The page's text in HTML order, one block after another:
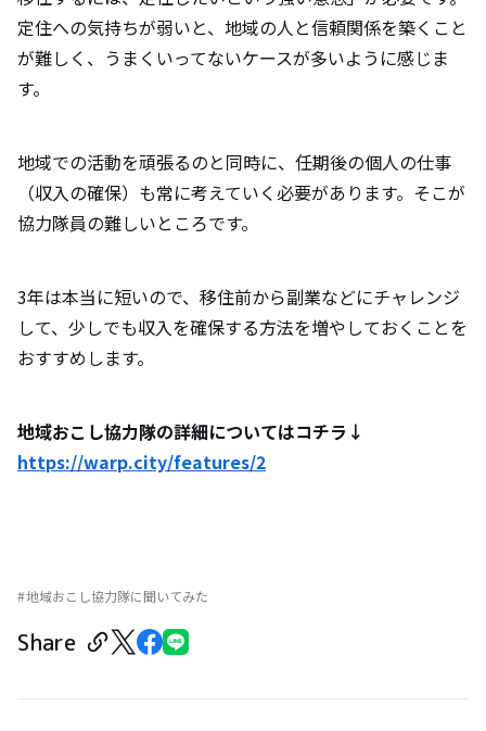
定住への気持ちが弱いと、地域の人と信頼関係を築くこと
が難しく、うまくいってないケースが多いように感じま
す。
地域での活動を頑張るのと同時に、任期後の個人の仕事
（収入の確保）も常に考えていく必要があります。そこが
協力隊員の難しいところです。
3年は本当に短いので、移住前から副業などにチャレンジ
して、少しでも収入を確保する方法を増やしておくことを
おすすめします。
地域おこし協力隊の詳細についてはコチラ↓
https://warp.city/features/2
地域おこし協力隊に聞いてみた
Share